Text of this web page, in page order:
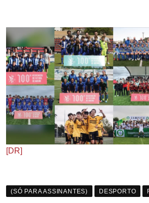
[DR]
(SÓ PARA ASSINANTES) DESPORTO